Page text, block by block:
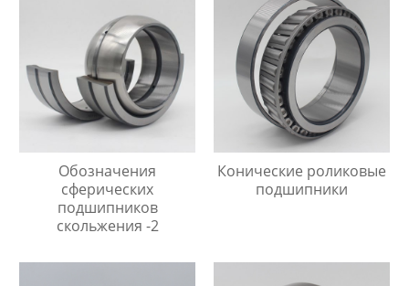
Обозначения
сферических
подшипников
скольжения -2
Конические роликовые
подшипники